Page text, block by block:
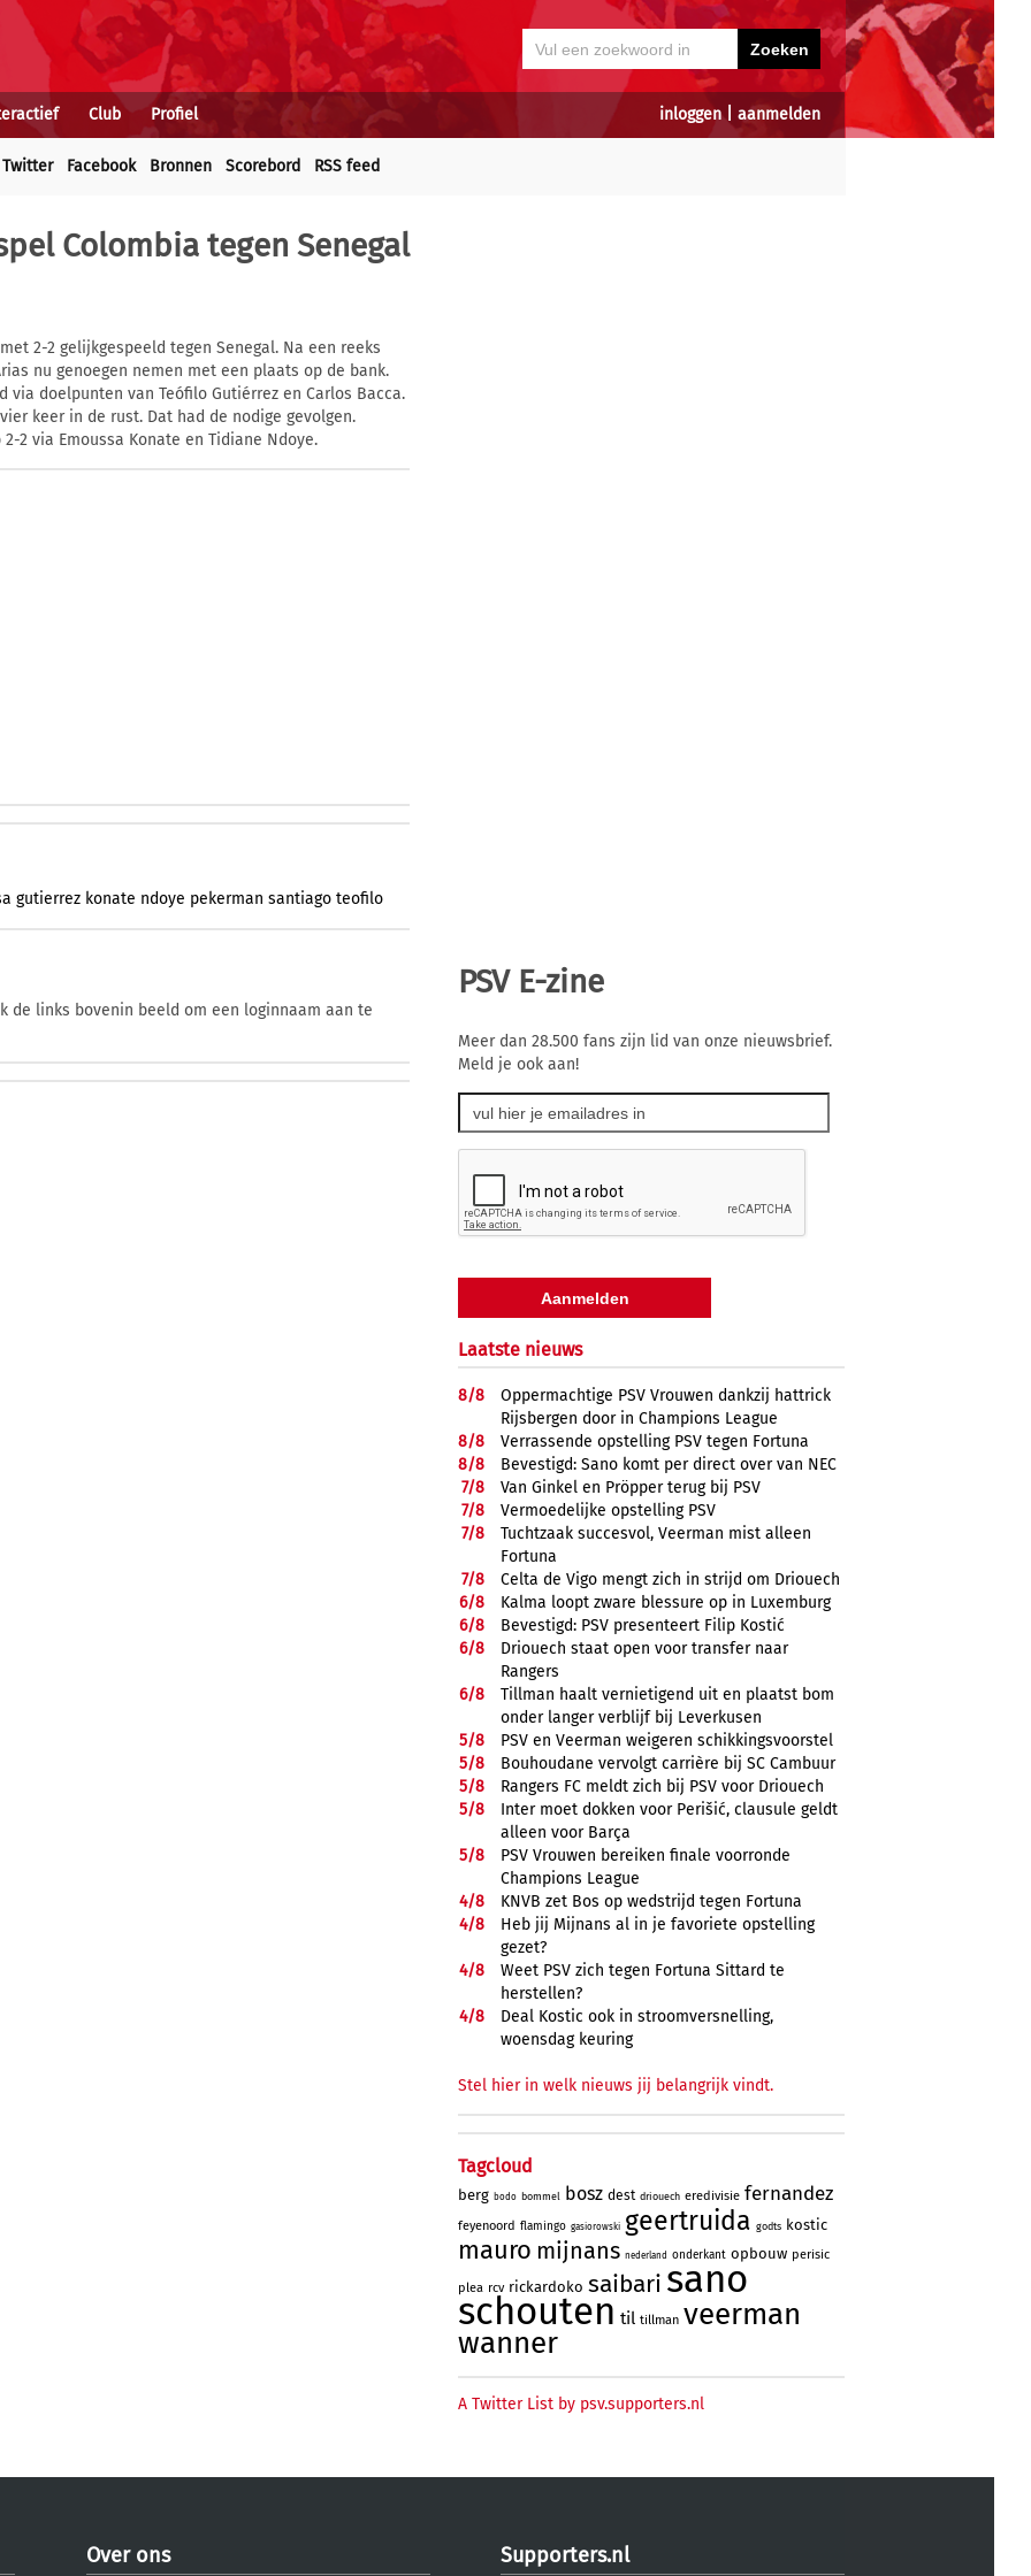
inloggen| aanmelden
Club Profiel
Twitter Facebook Bronnen Scorebord RSS feed
Colombia tegen Senegal
2-2 gelijkgespeeld tegen Senegal. Na een reeks
nu genoegen nemen met een plaats op de bank.
doelpunten van Teófilo Gutiérrez en Carlos Bacca.
keer in de rust. Dat had de nodige gevolgen.
2 via Emoussa Konate en Tidiane Ndoye.
gutierrez konate ndoye pekerman santiago teofilo
de links bovenin beeld om een loginnaam aan te
PSV E-zine
Meer dan 28.500 fans zijn lid van onze nieuwsbrief.
Meld je ook aan!
Laatste nieuws
8/8
Oppermachtige PSV Vrouwen dankzij hattrick
Rijsbergen door in Champions League
8/8
Verrassende opstelling PSV tegen Fortuna
8/8
Bevestigd: Sano komt per direct over van NEC
7/8
Van Ginkel en Pröpper terug bij PSV
7/8
Vermoedelijke opstelling PSV
7/8
Tuchtzaak succesvol, Veerman mist alleen
Fortuna
7/8
Celta de Vigo mengt zich in strijd om Driouech
6/8
Kalma loopt zware blessure op in Luxemburg
6/8
Bevestigd: PSV presenteert Filip Kostić
6/8
Driouech staat open voor transfer naar
Rangers
6/8
Tillman haalt vernietigend uit en plaatst bom
onder langer verblijf bij Leverkusen
5/8
PSV en Veerman weigeren schikkingsvoorstel
5/8
Bouhoudane vervolgt carrière bij SC Cambuur
5/8
Rangers FC meldt zich bij PSV voor Driouech
5/8
Inter moet dokken voor Perišić, clausule geldt
alleen voor Barça
5/8
PSV Vrouwen bereiken finale voorronde
Champions League
4/8
KNVB zet Bos op wedstrijd tegen Fortuna
4/8
Heb jij Mijnans al in je favoriete opstelling
gezet?
4/8
Weet PSV zich tegen Fortuna Sittard te
herstellen?
4/8
Deal Kostic ook in stroomversnelling,
woensdag keuring
Stel hier in welk nieuws jij belangrijk vindt.
Tagcloud
berg bodo bommel bosz dest driouech eredivisie fernandez
feyenoord flamingo gasiorowski geertruida godts kostic
mauro mijnans nederland onderkant opbouw perisic
plea rcv rickardoko saibari sano
schouten til tillman veerman
wanner
A Twitter List by psv.supporters.nl
Over ons Supporters.nl